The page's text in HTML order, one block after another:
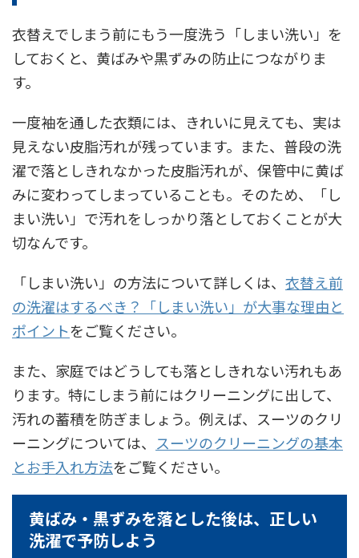
衣替えでしまう前にもう一度洗う「しまい洗い」を
しておくと、黄ばみや黒ずみの防止につながりま
す。
一度袖を通した衣類には、きれいに見えても、実は
見えない皮脂汚れが残っています。また、普段の洗
濯で落としきれなかった皮脂汚れが、保管中に黄ば
みに変わってしまっていることも。そのため、「し
まい洗い」で汚れをしっかり落としておくことが大
切なんです。
「しまい洗い」の方法について詳しくは、 衣替え前
の洗濯はするべき？「しまい洗い」が大事な理由と
ポイントをご覧ください。
また、家庭ではどうしても落としきれない汚れもあ
ります。特にしまう前にはクリーニングに出して、
汚れの蓄積を防ぎましょう。例えば、スーツのクリ
ーニングについては、
スーツのクリーニングの基本
とお手入れ方法をご覧ください。
黄ばみ・黒ずみを落とした後は、正しい
洗濯で予防しよう